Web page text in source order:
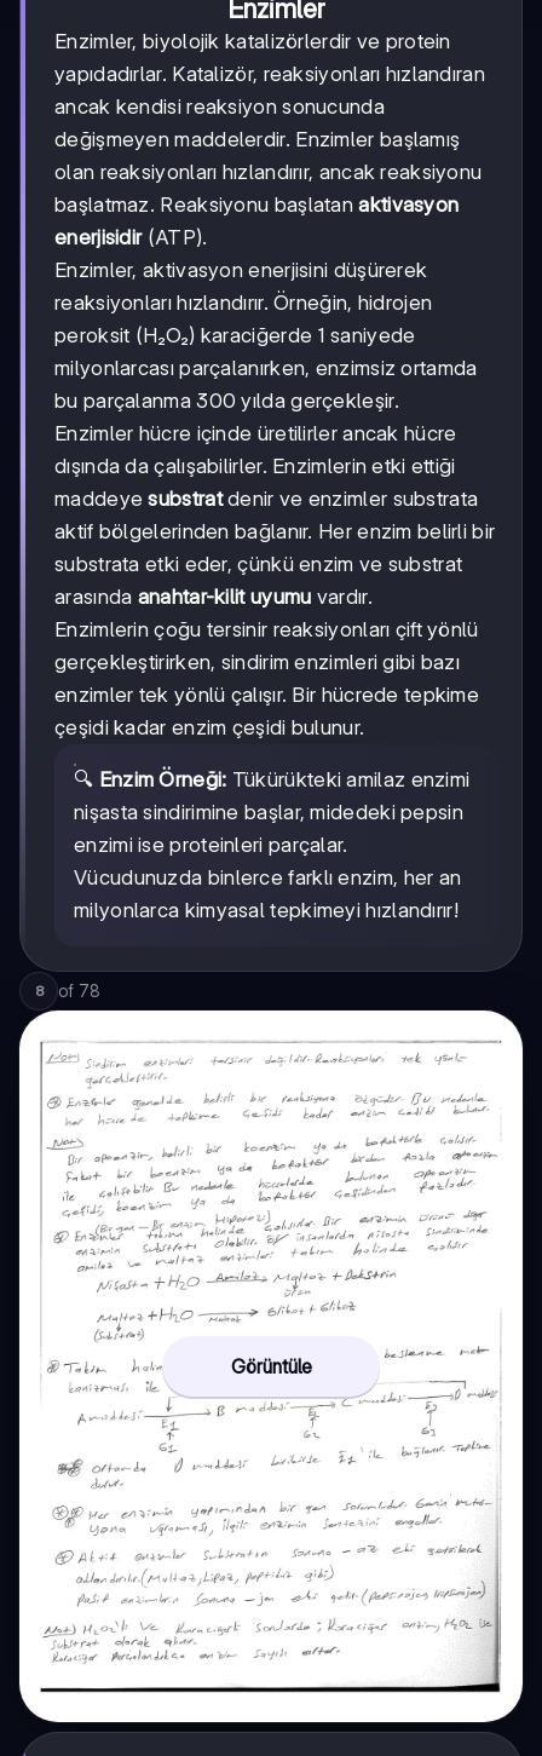
Enzimler
Enzimler, biyolojik katalizörlerdir ve protein
yapıdadırlar. Katalizör, reaksiyonları hızlandıran
ancak kendisi reaksiyon sonucunda
değişmeyen maddelerdir. Enzimler başlamış
olan reaksiyonları hızlandırır, ancak reaksiyonu
başlatmaz. Reaksiyonu başlatanaktivasyon
enerjisidir(ATP).
Enzimler, aktivasyon enerjisini düşürerek
reaksiyonları hızlandırır. Örneğin, hidrojen
peroksit (H₂O₂) karaciğerde 1 saniyede
milyonlarcası parçalanırken, enzimsiz ortamda
bu parçalanma 300 yılda gerçekleşir.
Enzimler hücre içinde üretilirler ancak hücre
dışında da çalışabilirler. Enzimlerin etki ettiği
maddeyesubstratdenir ve enzimler substrata
aktif bölgelerinden bağlanır. Her enzim belirli bir
substrata etki eder, çünkü enzim ve substrat
arasında anahtar-kilit uyumu vardır.
Enzimlerin çoğu tersinir reaksiyonları çift yönlü
gerçekleştirirken, sindirim enzimleri gibi bazı
enzimler tek yönlü çalışır. Bir hücrede tepkime
çeşidi kadar enzim çeşidi bulunur.
🔍 Enzim Örneği: Tükürükteki amilaz enzimi
nişasta sindirimine başlar, midedeki pepsin
enzimi ise proteinleri parçalar.
Vücudunuzda binlerce farklı enzim, her an
milyonlarca kimyasal tepkimeyi hızlandırır!
8 of 78
Görüntüle